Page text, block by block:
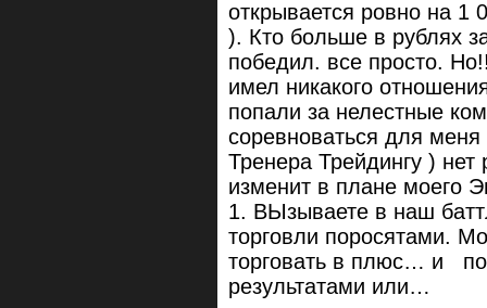
открывается ровно на 1
). Кто больше в рублях
победил. все просто.
имел никакого
попали за нелестные
соревноваться для
Тренера Трейдингу )
изменит в плане моего
1. ВЫзываете в наш
торговли поросятами.
торговать в плюс… и
результатами или…